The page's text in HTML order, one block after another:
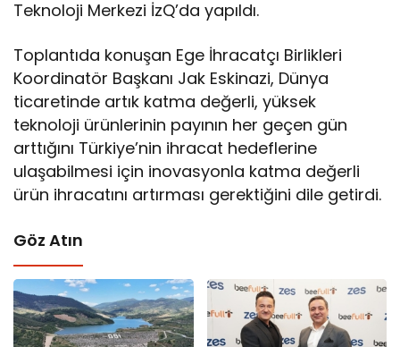
Teknoloji Merkezi İzQ’da yapıldı.
Toplantıda konuşan Ege İhracatçı Birlikleri
Koordinatör Başkanı Jak Eskinazi, Dünya
ticaretinde artık katma değerli, yüksek
teknoloji ürünlerinin payının her geçen gün
arttığını Türkiye’nin ihracat hedeflerine
ulaşabilmesi için inovasyonla katma değerli
ürün ihracatını artırması gerektiğini dile getirdi.
Göz Atın